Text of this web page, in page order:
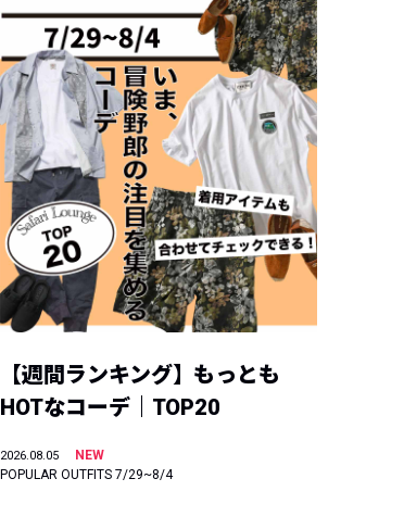
【週間ランキング】もっとも
HOTなコーデ｜TOP20
2026.08.05
NEW
POPULAR OUTFITS 7/29~8/4